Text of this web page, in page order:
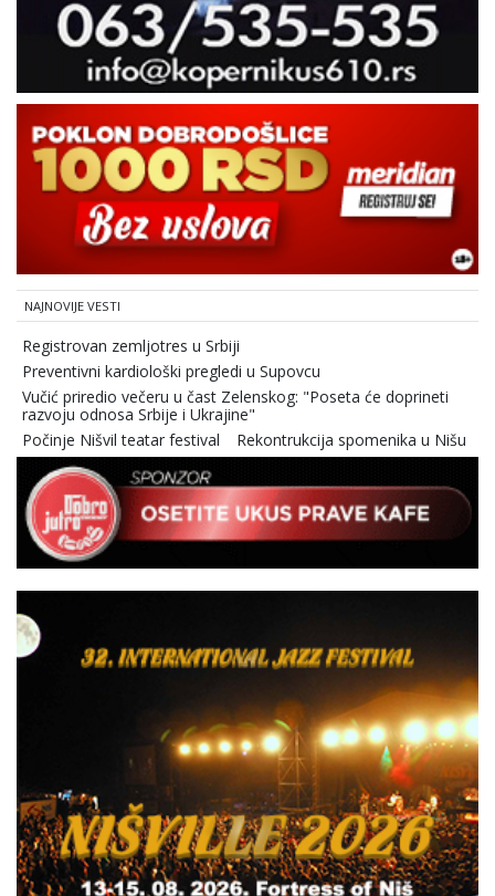
NAJNOVIJE VESTI
Registrovan zemljotres u Srbiji
Preventivni kardiološki pregledi u Supovcu
Vučić priredio večeru u čast Zelenskog: "Poseta će doprineti
razvoju odnosa Srbije i Ukrajine"
Počinje Nišvil teatar festival
Rekontrukcija spomenika u Nišu